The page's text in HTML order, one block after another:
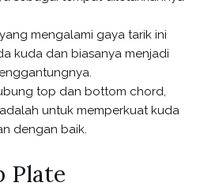
mengalami gaya tarik ini
kuda dan biasanya menjadi
top dan bottom chord,
untuk memperkuat kuda
dengan baik.
Plate